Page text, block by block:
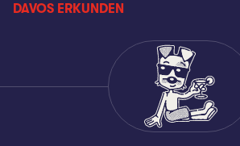
DAVOS ERKUNDEN